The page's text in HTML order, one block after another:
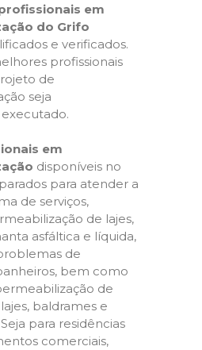
em
do Grifo
e verificados.
profissionais
de
seja
em
disponíveis no
para atender a
de serviços,
de lajes,
asfáltica e líquida,
de
bem como
de
baldrames e
para residências
comerciais,